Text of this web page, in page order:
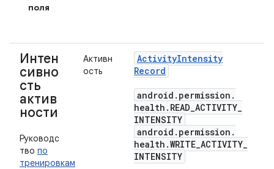
поля
Интен
сивно
сть
актив
ности
Руководс
тво по
тренировкам
Активн
ость
ActivityIntensity
Record
android . permission .
health . READ_ACTIVITY_
INTENSITY
android . permission .
health .WRITE_ACTIVITY_
INTENSITY